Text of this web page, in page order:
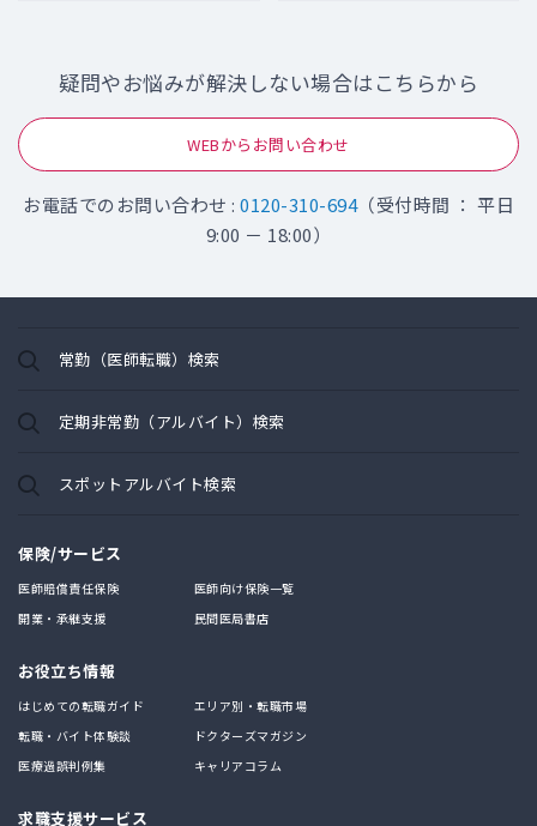
疑問やお悩みが解決しない場合はこちらから
WEBからお問い合わせ
お電話でのお問い合わせ : 0120-310-694（受付時間 ： 平日
9:00 － 18:00）
常勤（医師転職）検索
定期非常勤（アルバイト）検索
スポットアルバイト検索
保険/サービス
医師賠償責任保険
医師向け保険一覧
開業・承継支援
民間医局書店
お役立ち情報
はじめての転職ガイド
エリア別・転職市場
転職・バイト体験談
ドクターズマガジン
医療過誤判例集
キャリアコラム
求職支援サービス